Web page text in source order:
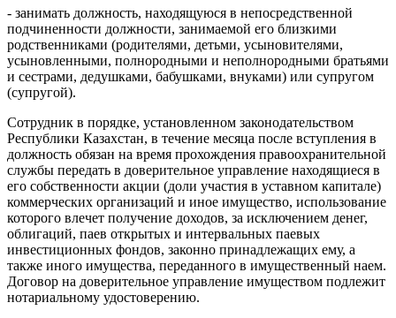
- занимать должность, находящуюся в непосредственной
подчиненности должности, занимаемой его близкими
родственниками (родителями, детьми, усыновителями,
усыновленными, полнородными и неполнородными братьями
и сестрами, дедушками, бабушками, внуками) или супругом
(супругой).
Сотрудник в порядке, установленном законодательством
Республики Казахстан, в течение месяца после вступления в
должность обязан на время прохождения правоохранительной
службы передать в доверительное управление находящиеся в
его собственности акции (доли участия в уставном капитале)
коммерческих организаций и иное имущество, использование
которого влечет получение доходов, за исключением денег,
облигаций, паев открытых и интервальных паевых
инвестиционных фондов, законно принадлежащих ему, а
также иного имущества, переданного в имущественный наем.
Договор на доверительное управление имуществом подлежит
нотариальному удостоверению.